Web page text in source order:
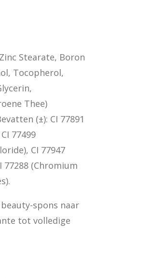
Stearate, Boron
Tocopherol,
Thee)
(±): CI 77891
77499
CI 77947
77288 (Chromium
spons naar
tot volledige